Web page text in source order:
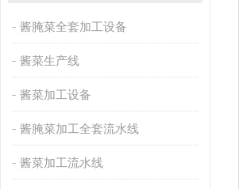
酱腌菜全套加工设备
酱菜生产线
酱菜加工设备
酱腌菜加工全套流水线
酱菜加工流水线